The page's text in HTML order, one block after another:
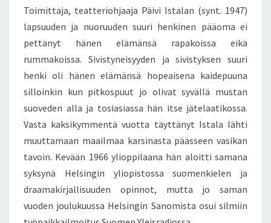
K
A
N
S
A
N
V
O
L
L
I
E
N
R
I
V
A
T
I
H
S
E
N
V
R
E
N
T
S
Toimittaja, teatteriohjaaja Päivi Istalan (synt. 1947)
lapsuuden ja nuoruuden suuri henkinen pääoma ei
pettänyt hänen elämänsä rapakoissa eikä
rummakoissa. Sivistyneisyyden ja sivistyksen suuri
henki oli hänen elämänsä hopeaisena kaidepuuna
silloinkin kun pitkospuut jo olivat syvällä mustan
suoveden alla ja tosiasiassa hän itse jätelaatikossa.
Vasta kaksikymmentä vuotta täyttänyt Istala lähti
muuttamaan maailmaa karsinasta päässeen vasikan
tavoin. Kevään 1966 ylioppilaana hän aloitti samana
syksynä Helsingin yliopistossa suomenkielen ja
draamakirjallisuuden opinnot, mutta jo saman
vuoden joulukuussa Helsingin Sanomista osui silmiin